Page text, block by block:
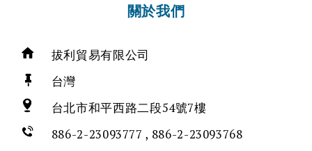
關於我們
拔利貿易有限公司
台灣
台北市和平西路二段54號7樓
886-2-23093777 , 886-2-23093768